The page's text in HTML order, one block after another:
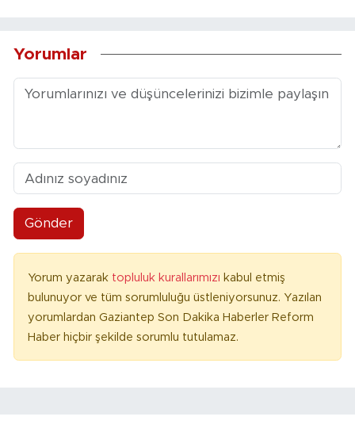
Yorumlar
Gönder
Yorum yazarak topluluk kurallarımızı kabul etmiş
bulunuyor ve tüm sorumluluğu üstleniyorsunuz. Yazılan
yorumlardan Gaziantep Son Dakika Haberler Reform
Haber hiçbir şekilde sorumlu tutulamaz.